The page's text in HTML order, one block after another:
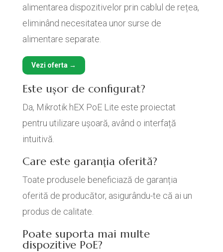
alimentarea dispozitivelor prin cablul de rețea,
eliminând necesitatea unor surse de
alimentare separate.
Vezi oferta →
Este ușor de configurat?
Da, Mikrotik hEX PoE Lite este proiectat
pentru utilizare ușoară, având o interfață
intuitivă.
Care este garanția oferită?
Toate produsele beneficiază de garanția
oferită de producător, asigurându-te că ai un
produs de calitate.
Poate suporta mai multe
dispozitive PoE?